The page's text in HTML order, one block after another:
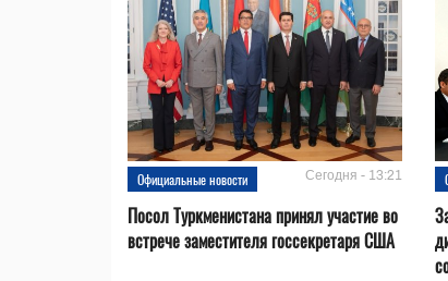
Официальные новости Сегодня - 13:21
Посол Туркменистана принял участие во
встрече заместителя госсекретаря США